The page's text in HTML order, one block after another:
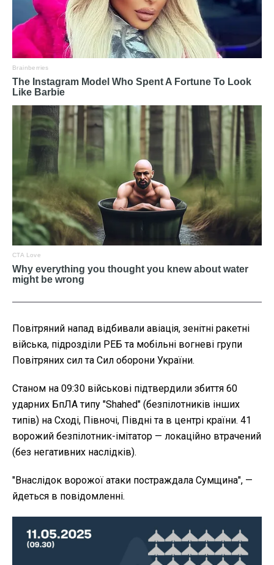
Повітряний напад відбивали авіація, зенітні ракетні
війська, підрозділи РЕБ та мобільні вогневі групи
Повітряних сил та Сил оборони України.
Станом на 09:30 військові підтвердили збиття 60
ударних БпЛА типу "Shahed" (безпілотників інших
типів) на Сході, Півночі, Півдні та в центрі країни. 41
ворожий безпілотник-імітатор — локаційно втрачений
(без негативних наслідків).
"Внаслідок ворожої атаки постраждала Сумщина", —
йдеться в повідомленні.